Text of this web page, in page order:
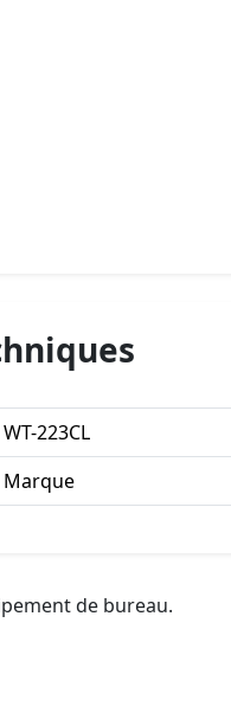
WT-223CL
Marque
de bureau.